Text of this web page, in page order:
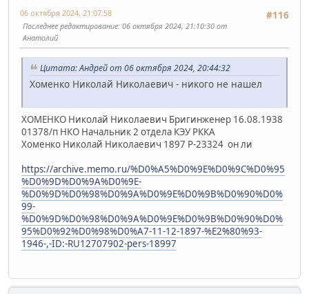
#116
06 октября 2024, 21:07:58
Последнее редактирование: 06 октября 2024, 21:10:30 от
Анатолий
Цитата: Андрей от 06 октября 2024, 20:44:32
Хоменко Николай Николаевич - никого не нашел
ХОМЕНКО Николай Николаевич Бригинженер 16.08.1938
01378/п НКО Начальник 2 отдела КЭУ РККА
Хоменко Николай Николаевич 1897 Р-23324 он ли
https://archive.memo.ru/%D0%A5%D0%9E%D0%9C%D0%95
%D0%9D%D0%9A%D0%9E-
%D0%9D%D0%98%D0%9A%D0%9E%D0%9B%D0%90%D0%
99-
%D0%9D%D0%98%D0%9A%D0%9E%D0%9B%D0%90%D0%
95%D0%92%D0%98%D0%A7-11-12-1897-%E2%80%93-
1946-,-ID:-RU12707902-pers-18997